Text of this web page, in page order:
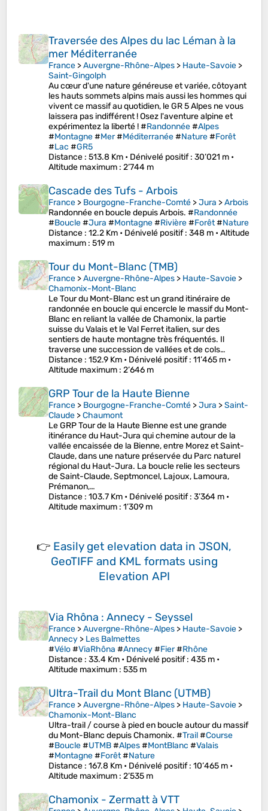
Traversée des Alpes du lac Léman à la
mer Méditerranée
France >Auvergne-Rhône-Alpes > Haute-Savoie >
Saint-Gingolph
Au cœur d'une nature généreuse et variée, côtoyant
les hauts sommets alpins mais aussi les hommes qui
vivent ce massif au quotidien, le GR 5 Alpes ne vous
laissera pas indifférent ! Osez l'aventure alpine et
expérimentez la liberté ! #Randonnée#Alpes
#Montagne#Mer#Méditerranée#Nature#Forêt
#Lac #GR5
Distance : 513.8 Km • Dénivelé positif: 30’021 m •
Altitude maximum : 2’744 m
Cascade des Tufs - Arbois
France > Bourgogne-Franche-Comté >Jura >Arbois
Randonnée en boucle depuis Arbois. #Randonnée
#Boucle#Jura #Montagne#Rivière#Forêt#Nature
Distance : 12.2 Km • Dénivelé positif: 348 m •Altitude
maximum : 519 m
Tour du Mont-Blanc (TMB)
France >Auvergne-Rhône-Alpes > Haute-Savoie >
Chamonix-Mont-Blanc
Le Tour du Mont-Blanc est un grand itinéraire de
randonnée en boucle qui encercle le massif du Mont-
Blanc en reliant la vallée de Chamonix, la partie
suisse du Valais et le Val Ferret italien, sur des
sentiers de haute montagne très fréquentés. Il
traverse une succession de vallées et de cols…
Distance : 152.9 Km • Dénivelé positif: 11’465 m •
Altitude maximum : 2’646 m
GRP Tour de la Haute Bienne
France > Bourgogne-Franche-Comté >Jura >Saint-
Claude >Chaumont
Le GRP Tour de la Haute Bienne est une grande
itinérance du Haut-Jura qui chemine autour de la
vallée encaissée de la Bienne, entre Morez et Saint-
Claude, dans une nature préservée du Parc naturel
régional du Haut-Jura. La boucle relie les secteurs
de Saint-Claude, Septmoncel, Lajoux, Lamoura,
Prémanon,…
Distance : 103.7 Km • Dénivelé positif: 3’364 m •
Altitude maximum : 1’309 m
👉 Easily get elevation data in JSON,
GeoTIFF and KML formats using
Elevation API
Via Rhôna : Annecy - Seyssel
France >Auvergne-Rhône-Alpes > Haute-Savoie >
Annecy > Les Balmettes
#Vélo#ViaRhôna #Annecy#Fier#Rhône
Distance : 33.4 Km • Dénivelé positif: 435 m •
Altitude maximum : 535 m
Ultra-Trail du Mont Blanc (UTMB)
France >Auvergne-Rhône-Alpes > Haute-Savoie >
Chamonix-Mont-Blanc
Ultra-trail / course à pied en boucle autour du massif
du Mont-Blanc depuis Chamonix. #Trail#Course
#Boucle#UTMB#Alpes#MontBlanc #Valais
#Montagne#Forêt#Nature
Distance : 167.8 Km • Dénivelé positif: 10’465 m •
Altitude maximum : 2’535 m
Chamonix - Zermatt à VTT